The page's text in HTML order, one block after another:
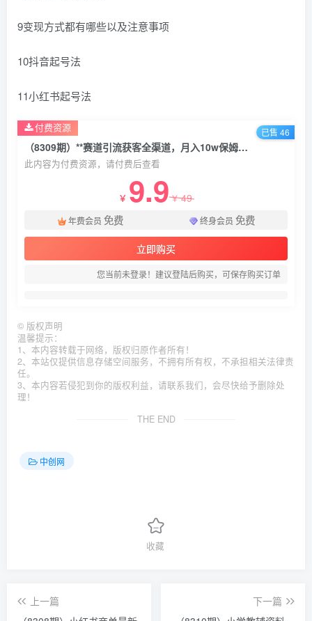
9变现方式都有哪些以及注意事项
10抖音起号法
11小红书起号法
（8309期）**赛道引流获客全渠道，月入10w保姆级教程
此内容为付费资源，请付费后查看
￥ 9.9￥49
年费会员 免费 终身会员 免费
立即购买
您当前未登录！建议登陆后购买，可保存购买订单
付费资源 已售 46
© 版权声明
温馨提示：
1、本内容转载于网络，版权归原作者所有！
2、本站仅提供信息存储空间服务，不拥有所有权，不承担相关法律责
任。
3、本内容若侵犯到你的版权利益，请联系我们，会尽快给予删除处
理！
THE END
中创网
收藏
上一篇
下一篇